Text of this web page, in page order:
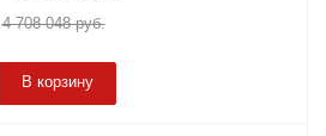
4 708 048руб.
В корзину